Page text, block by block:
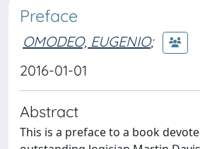
Preface
OMODEO, EUGENIO;
2016-01-01
Abstract
This is a preface to a book